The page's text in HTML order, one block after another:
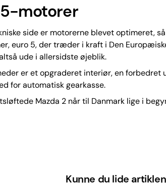
motorer
side er motorerne blevet optimeret,
euro 5, der træder i kraft i Den Europæiske
ude i allersidste øjeblik.
er et opgraderet interiør, en forbedret
for automatisk gearkasse.
Mazda 2 når til Danmark lige i
Kunne du lide